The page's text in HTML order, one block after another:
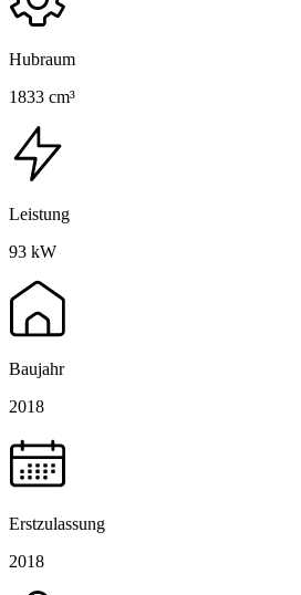
Hubraum
1833 cm³
Leistung
93 kW
Baujahr
2018
Erstzulassung
2018